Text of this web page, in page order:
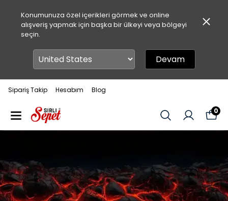
Konumunuza özel içerikleri görmek ve online
alışveriş yapmak için başka bir ülkeyi veya bölgeyi
seçin.
Devam
Sipariş Takip Hesabım Blog
0